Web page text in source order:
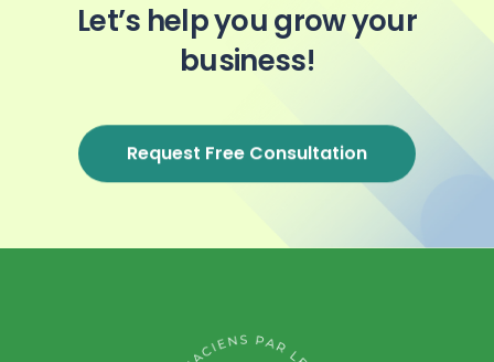
Let’s help you grow your
business!
Request Free Consultation